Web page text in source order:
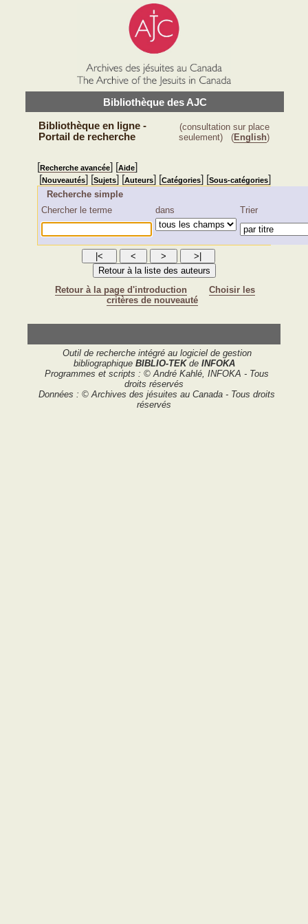
Bibliothèque des AJC
Bibliothèque en ligne -
Portail de recherche
(consultation sur place
seulement) (English)
[Recherche avancée] [Aide]
[Nouveautés] [Sujets] [Auteurs] [Catégories] [Sous-catégories]
Recherche simple
Chercher le terme
dans Trier
Retour à la page d'introduction
Choisir les
critères de nouveauté
Outil de recherche intégré au logiciel de gestion
bibliographique BIBLIO-TEKde INFOKA
Programmes et scripts : © André Kahlé, INFOKA - Tous
droits réservés
Données : © Archives des jésuites au Canada - Tous droits
réservés